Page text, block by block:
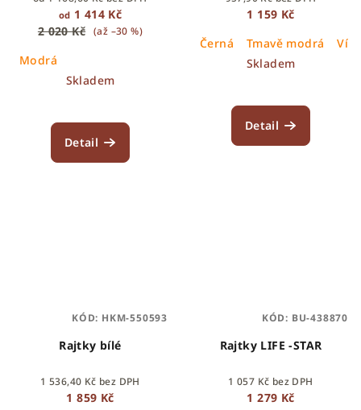
od 1 414 Kč
2 020 Kč (až –30 %)
Modrá
Skladem
Detail
1 159 Kč
Černá
Tmavě modrá
Skladem
Detail
Rajtky bílé
1 536,40 Kč bez DPH
1 859 Kč
KÓD: HKM-550593
Rajtky LIFE -STAR
1 057 Kč bez DPH
1 279 Kč
KÓD: BU-438870